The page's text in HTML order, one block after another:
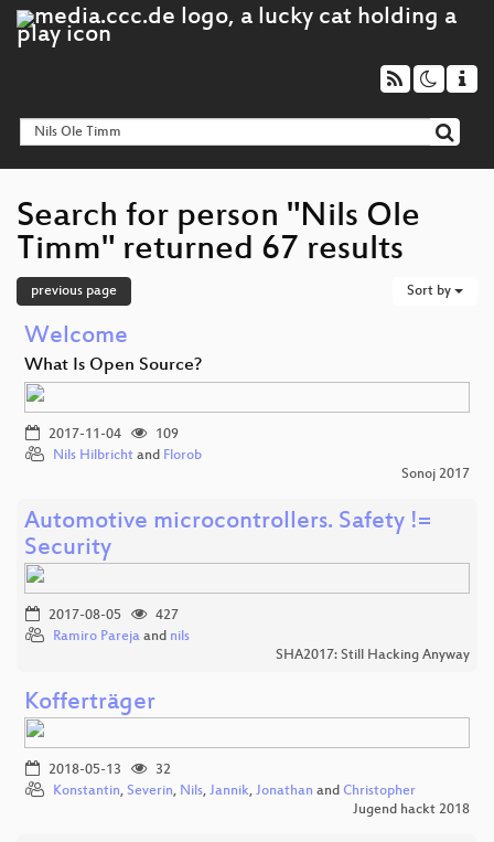
Search for person "Nils Ole
Timm" returned 67 results
previous page Sort by
Welcome
What Is Open Source?
2017-11-04
109
Nils Hilbricht and Florob
Sonoj 2017
Automotive microcontrollers. Safety !=
Security
2017-08-05
427
Ramiro Pareja and nils
SHA2017: Still Hacking Anyway
Kofferträger
2018-05-13
32
Konstantin, Severin, Nils, Jannik, Jonathan and Christopher
Jugend hackt 2018